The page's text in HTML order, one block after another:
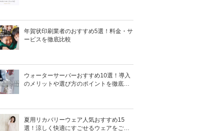
年賀状印刷業者のおすすめ5選！料金・サ
ービスを徹底比較
ウォーターサーバーおすすめ10選！導入
のメリットや選び方のポイントを徹底解
夏用リカバリーウェア人気おすすめ15
選！涼しく快適にすごせるウェアをご紹